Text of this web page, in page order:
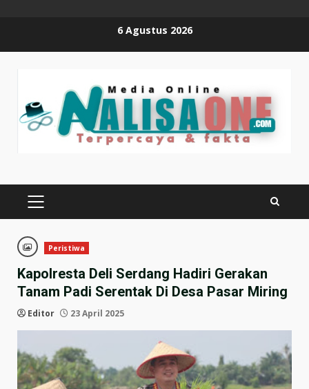
6 Agustus 2026
PRIMARY
Peristiwa
Kapolresta Deli Serdang Hadiri Gerakan
Tanam Padi Serentak Di Desa Pasar Miring
Editor 23 April 2025